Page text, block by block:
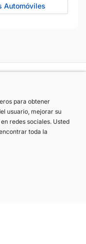
Automóviles
para obtener
usuario, mejorar su
redes sociales. Usted
toda la
para obtener
usuario, mejorar su
redes sociales. Usted
toda la